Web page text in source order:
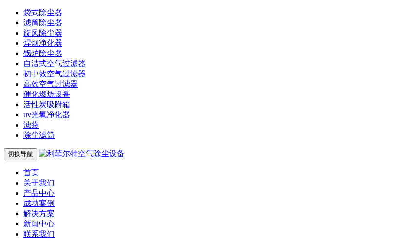
袋式除尘器
滤筒除尘器
旋风除尘器
焊烟净化器
锅炉除尘器
自洁式空气过滤器
初中效空气过滤器
高效空气过滤器
催化燃烧设备
活性炭吸附箱
uv光氧净化器
滤袋
除尘滤筒
切换导航
首页
关于我们
产品中心
成功案例
解决方案
新闻中心
联系我们